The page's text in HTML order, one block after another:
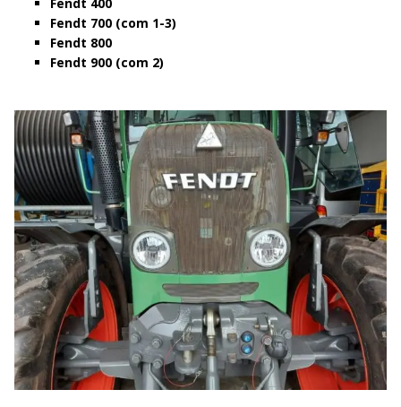
Fendt 700 (com 1-3)
Fendt 800
Fendt 900 (com 2)